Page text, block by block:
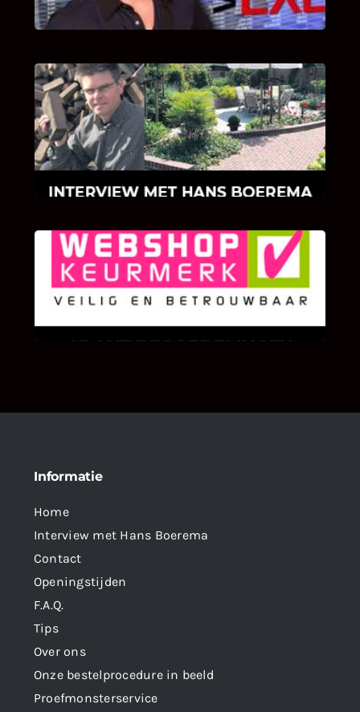
INTERVIEW MET HANS BOEREMA
Hoe Bricks and Stones ontstaan is en wat
Hans Boerema motiveert in de wereld van
klinkers en tegels!
KLANT BEOORDELINGEN
We zijn er zeer op gesteld om te weten wat u
als klant van ons en onze diensten vindt.
Informatie
Home
Interview met Hans Boerema
Contact
Openingstijden
F.A.Q.
Tips
Over ons
Onze bestelprocedure in beeld
Proefmonsterservice